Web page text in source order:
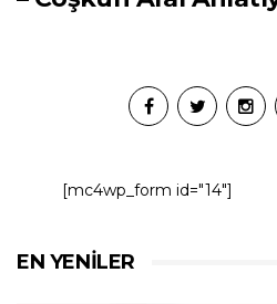
[mc4wp_form id="14"]
EN YENILER